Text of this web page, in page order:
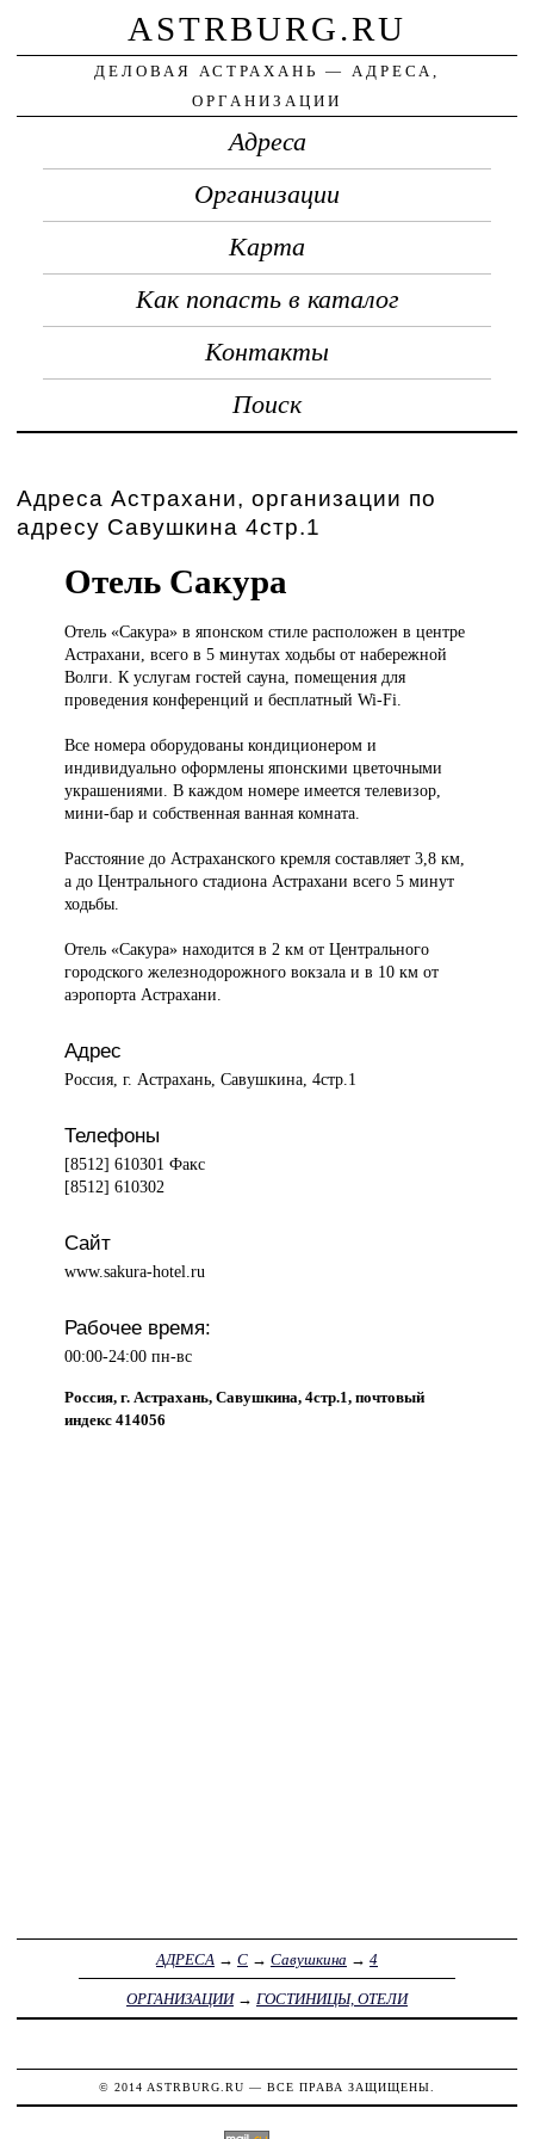
ASTRBURG.RU
ДЕЛОВАЯ АСТРАХАНЬ — АДРЕСА,
ОРГАНИЗАЦИИ
Адреса
Организации
Карта
Как попасть в каталог
Контакты
Поиск
Адреса Астрахани, организации по
адресу Савушкина 4стр.1
Отель Сакура
Отель «Сакура»в японском стиле расположен в центре
Астрахани, всего в 5 минутах ходьбы от набережной
Волги. К услугам гостей сауна, помещения для
проведения конференций и бесплатный Wi-Fi.
Все номера оборудованы кондиционером и
индивидуально оформлены японскими цветочными
украшениями. В каждом номере имеется телевизор,
мини-бар и собственная ванная комната.
Расстояние до Астраханского кремля составляет 3,8 км,
а до Центрального стадиона Астрахани всего 5 минут
ходьбы.
Отель «Сакура» находится в 2 км от Центрального
городского железнодорожного вокзала и в 10 км от
аэропорта Астрахани.
Адрес
Россия, г. Астрахань, Савушкина, 4стр.1
Телефоны
[8512] 610301 Факс
[8512] 610302
Сайт
www.sakura-hotel.ru
Рабочее время:
00:00-24:00 пн-вс
Россия, г. Астрахань, Савушкина, 4стр.1, почтовый
индекс 414056
АДРЕСА → С → Савушкина → 4
ОРГАНИЗАЦИИ→ ГОСТИНИЦЫ, ОТЕЛИ
© 2014 ASTRBURG.RU — ВСЕ ПРАВА ЗАЩИЩЕНЫ.